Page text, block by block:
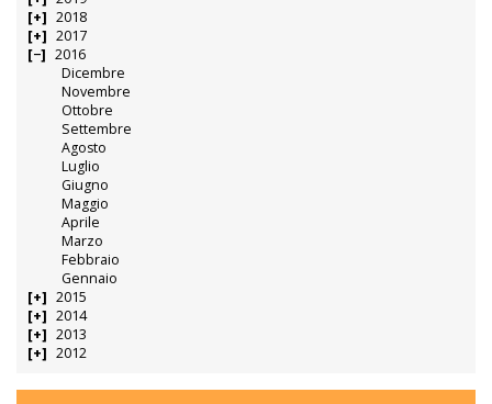
2018
2017
2016
Dicembre
Novembre
Ottobre
Settembre
Agosto
Luglio
Giugno
Maggio
Aprile
Marzo
Febbraio
Gennaio
2015
2014
2013
2012